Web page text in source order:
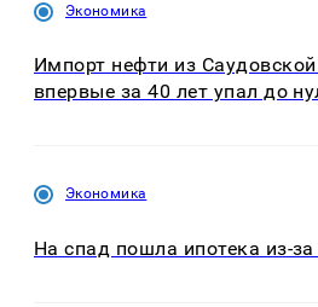
Экономика
Импорт нефти из
впервые за 40 лет упал до
Экономика
На спад пошла ипотека из-